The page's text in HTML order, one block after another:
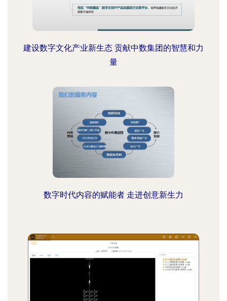
建设数字文化产业新生态 贡献中数集团的智慧和力
量
数字时代内容的赋能者 走进创意新生力